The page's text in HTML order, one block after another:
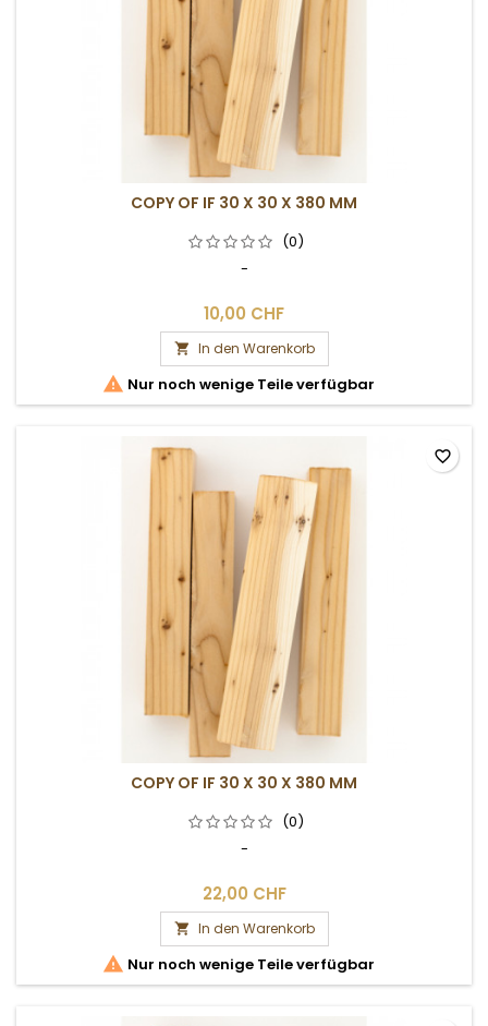
COPY OF IF 30 X 30 X 380 MM
(0)
-
10,00 CHF
 In den Warenkorb
 Nur noch wenige Teile verfügbar
COPY OF IF 30 X 30 X 380 MM
(0)
-
22,00 CHF
 In den Warenkorb
 Nur noch wenige Teile verfügbar
favorite_border